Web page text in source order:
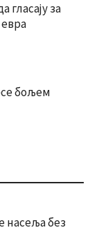
гласају за
бољем
насеља без